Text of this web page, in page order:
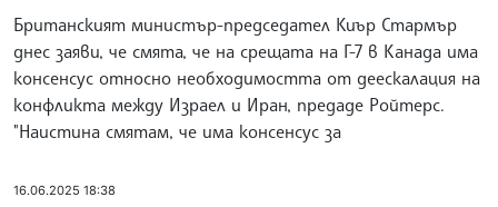
Британският министър-председател Киър Стармър
днес заяви, че смята, че на срещата на Г-7 в Канада има
консенсус относно необходимостта от деескалация на
конфликта между Израел и Иран, предаде Ройтерс.
"Наистина смятам, че има консенсус за
16.06.2025 18:38